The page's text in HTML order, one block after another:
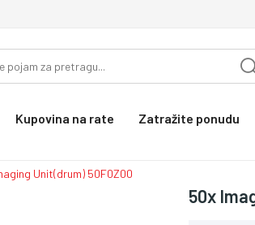
Kupovina na rate Zatražite ponudu
Unit(drum) 50F0Z00
50x